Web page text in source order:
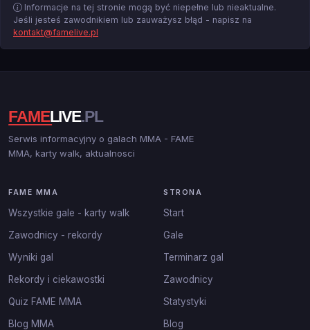
Informacje na tej stronie mogą być niepełne lub nieaktualne.
Jeśli jesteś zawodnikiem lub zauważysz błąd - napisz na
kontakt@famelive.pl
Serwis informacyjny o galach MMA - FAME
MMA, karty walk, aktualnosci
FAME MMA
Wszystkie gale - karty walk
Zawodnicy - rekordy
Wyniki gal
Rekordy i ciekawostki
Quiz FAME MMA
Blog MMA
STRONA
Start
Gale
Terminarz gal
Zawodnicy
Statystyki
Blog